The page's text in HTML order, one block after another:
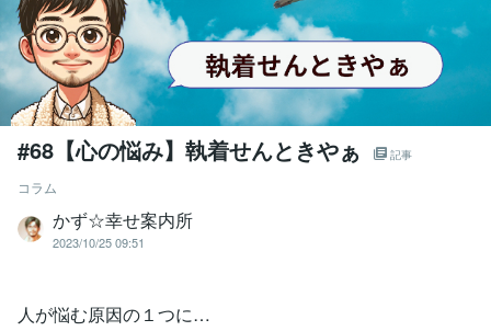
#68【心の悩み】執着せんときやぁ 記事
コラム
かず☆幸せ案内所
2023/10/25 09:51
人が悩む原因の１つに…